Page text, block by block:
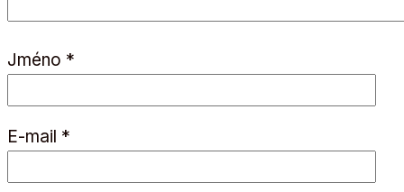
Jméno *
E-mail *